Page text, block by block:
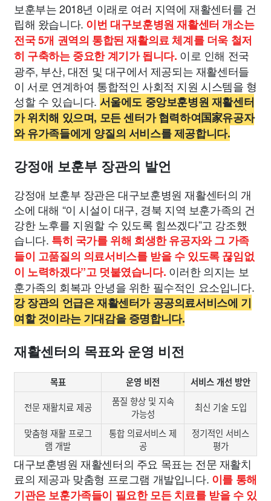
보훈부는 2018년 이래로 여러 지역에 재활센터를 건
립해 왔습니다. 이번 대구보훈병원 재활센터 개소는
전국 5개 권역의 통합된 재활의료 체계를 더욱 철저
히 구축하는 중요한 계기가 됩니다. 이로 인해 전국
광주, 부산, 대전 및 대구에서 제공되는 재활센터들
이 서로 연계하여 통합적인 사회적 지원 시스템을 형
성할 수 있습니다. 서울에도 중앙보훈병원 재활센터
가 위치해 있으며, 모든 센터가 협력하여国家유공자
와 유가족들에게 양질의 서비스를 제공합니다.
강정애 보훈부 장관의 발언
강정애 보훈부 장관은 대구보훈병원 재활센터의 개
소에 대해 “이 시설이 대구, 경북 지역 보훈가족의 건
강한 노후를 지원할 수 있도록 힘쓰겠다”고 강조했
습니다. 특히 국가를 위해 희생한 유공자와 그 가족
들이 고품질의 의료서비스를 받을 수 있도록 끊임없
이 노력하겠다”고 덧붙였습니다. 이러한 의지는 보
훈가족의 회복과 안녕을 위한 필수적인 요소입니다.
강 장관의 언급은 재활센터가 공공의료서비스에 기
여할 것이라는 기대감을 증명합니다.
재활센터의 목표와 운영 비전
목표 운영 비전 서비스 개선 방안
전문 재활치료 제공
품질 향상 및 지속
가능성
최신 기술 도입
맞춤형 재활 프로그
램 개발
통합 의료서비스 제
공
정기적인 서비스
평가
대구보훈병원 재활센터의 주요 목표는 전문 재활치
료의 제공과 맞춤형 프로그램 개발입니다. 이를 통해
기관은 보훈가족들이 필요한 모든 치료를 받을 수 있